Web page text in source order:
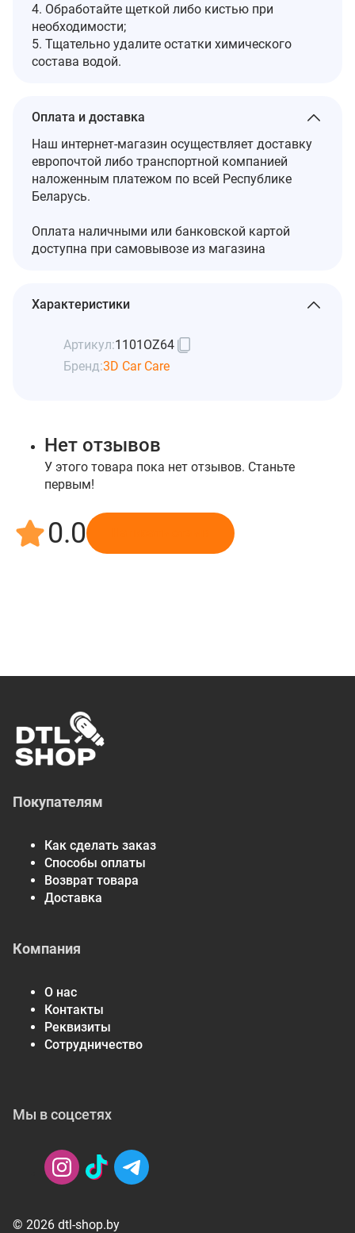
4. Обработайте щеткой либо кистью при
необходимости;
5. Тщательно удалите остатки химического
состава водой.
Оплата и доставка
Наш интернет-магазин осуществляет доставку
европочтой либо транспортной компанией
наложенным платежом по всей Республике
Беларусь.
Оплата наличными или банковской картой
доступна при самовывозе из магазина
Характеристики
Артикул:1101OZ64
Бренд:3D Car Care
Нет отзывов
У этого товара пока нет отзывов. Станьте
первым!
0.0
Покупателям
Как сделать заказ
Способы оплаты
Возврат товара
Доставка
Компания
О нас
Контакты
Реквизиты
Сотрудничество
Мы в соцсетях
© 2026 dtl-shop.by